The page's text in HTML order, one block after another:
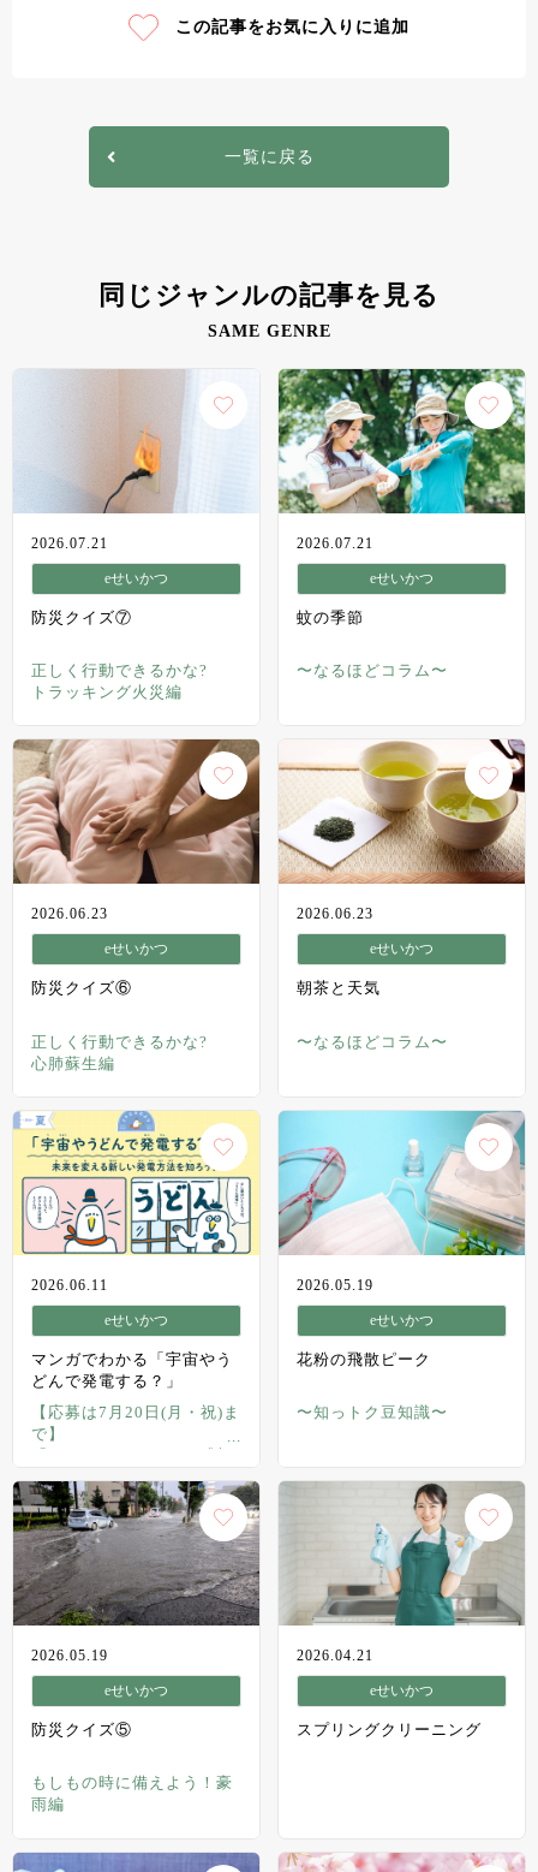
この記事をお気に入りに追加
一覧に戻る
同じジャンルの記事を見る
SAME GENRE
2026.07.21
eせいかつ
防災クイズ⑦
正しく行動できるかな?
トラッキング火災編
2026.07.21
eせいかつ
蚊の季節
〜なるほどコラム〜
2026.06.23
eせいかつ
防災クイズ⑥
正しく行動できるかな?
心肺蘇生編
2026.06.23
eせいかつ
朝茶と天気
〜なるほどコラム〜
2026.06.11
eせいかつ
マンガでわかる「宇宙やう
どんで発電する？」
【応募は7月20日(月・祝)ま
で】
を送ってプレゼントを当て
よう！
2026.05.19
eせいかつ
花粉の飛散ピーク
〜知っトク豆知識〜
2026.05.19
eせいかつ
防災クイズ⑤
もしもの時に備えよう！豪
雨編
2026.04.21
eせいかつ
スプリングクリーニング